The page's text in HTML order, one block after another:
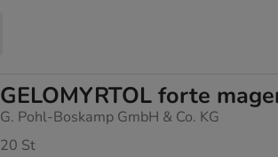
GELOMYRTOL forte
G. Pohl-Boskamp GmbH & Co. KG
20 St